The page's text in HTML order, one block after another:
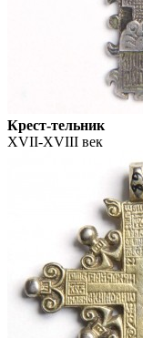
Крест-тельник
XVII-XVIII век